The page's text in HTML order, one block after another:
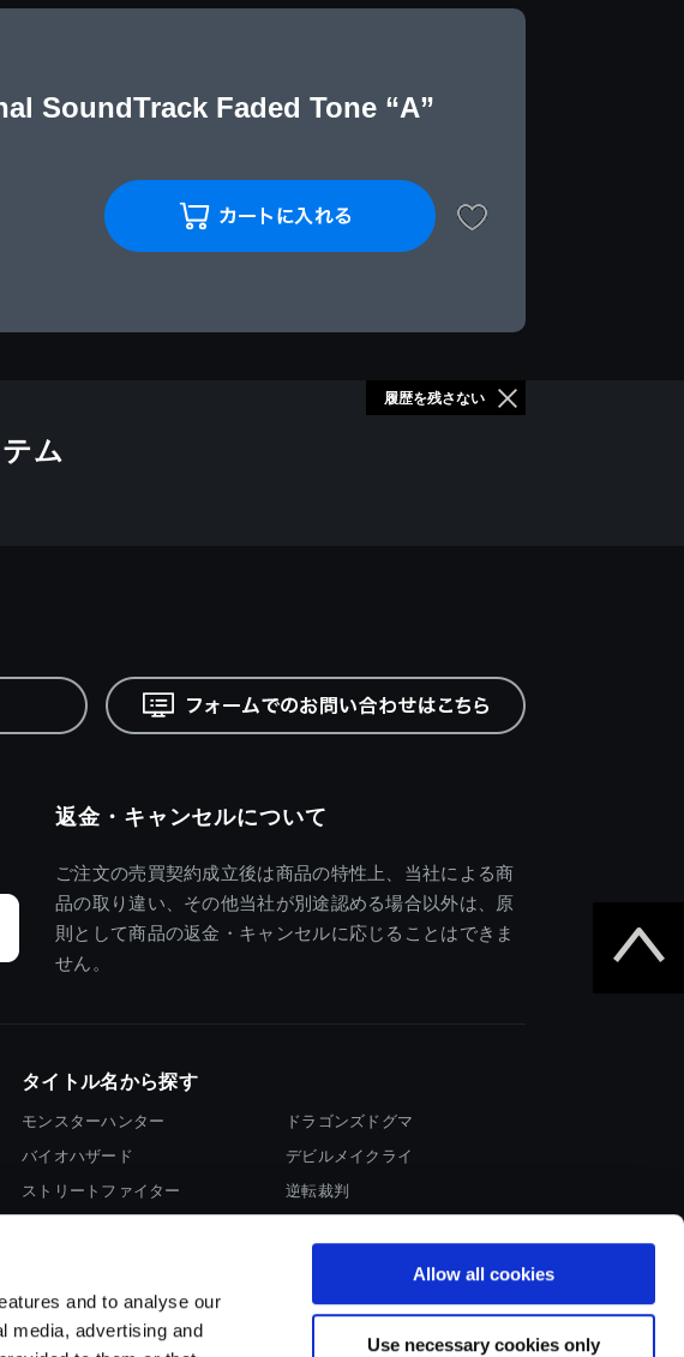
and to analyse our
media, advertising and
Allow all cookies
Use necessary cookies only
SoundTrack Faded Tone “A”
ム
履歴を残さない
返金・キャンセルについて
ご注文の売買契約成立後は商品の特性上、当社による商
品の取り違い、その他当社が別途認める場合以外は、原
則として商品の返金・キャンセルに応じることはできま
せん。
タイトル名から探す
モンスターハンター
バイオハザード
ストリートファイター
ドラゴンズドグマ
デビルメイクライ
逆転裁判